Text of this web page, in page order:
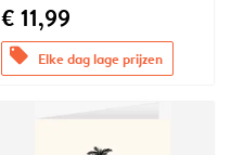
€ 11,99
offers Elke dag lage prijzen